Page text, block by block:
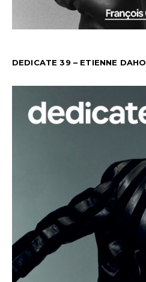
DEDICATE 39 – ETIENNE DAHO